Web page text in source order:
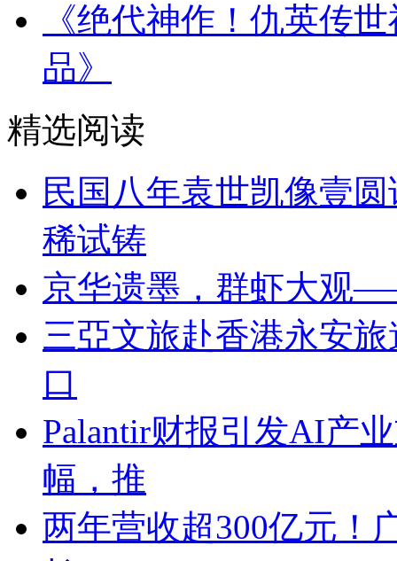
《绝代神作！仇英传
品》
精选阅读
民国八年袁世凯像壹
稀试铸
京华遗墨，群虾大观
三亞文旅赴香港永安
口
Palantir财报引发AI产
幅，推
两年营收超300亿元！